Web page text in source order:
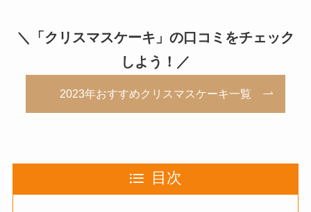
＼「クリスマスケーキ」の口コミをチェック
しよう！／
2023年おすすめクリスマスケーキ一覧
目次